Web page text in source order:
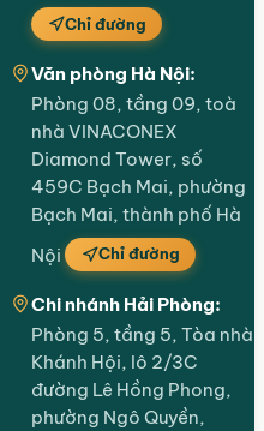
Chỉ đường
Văn phòng Hà Nội:
Phòng 08, tầng 09, toà
nhà VINACONEX
Diamond Tower, số
459C Bạch Mai, phường
Bạch Mai, thành phố Hà
Nội
Chỉ đường
Chi nhánh Hải Phòng:
Phòng 5, tầng 5, Tòa nhà
Khánh Hội, lô 2/3C
đường Lê Hồng Phong,
phường Ngô Quyền,